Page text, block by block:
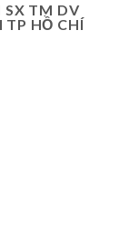
SX TM DV
TP HỒ CHÍ